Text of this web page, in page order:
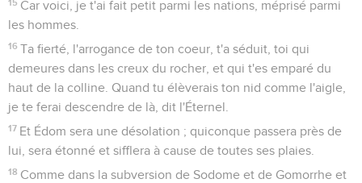
15 Car voici, je t'ai fait petit parmi les nations, méprisé parmi
les hommes.
16 Ta fierté, l'arrogance de ton coeur, t'a séduit, toi qui
demeures dans les creux du rocher, et qui t'es emparé du
haut de la colline. Quand tu élèverais ton nid comme l'aigle,
je te ferai descendre de là, dit l'Éternel.
17 Et Édom sera une désolation ; quiconque passera près de
lui, sera étonné et sifflera à cause de toutes ses plaies.
18 Comme dans la subversion de Sodome et de Gomorrhe et